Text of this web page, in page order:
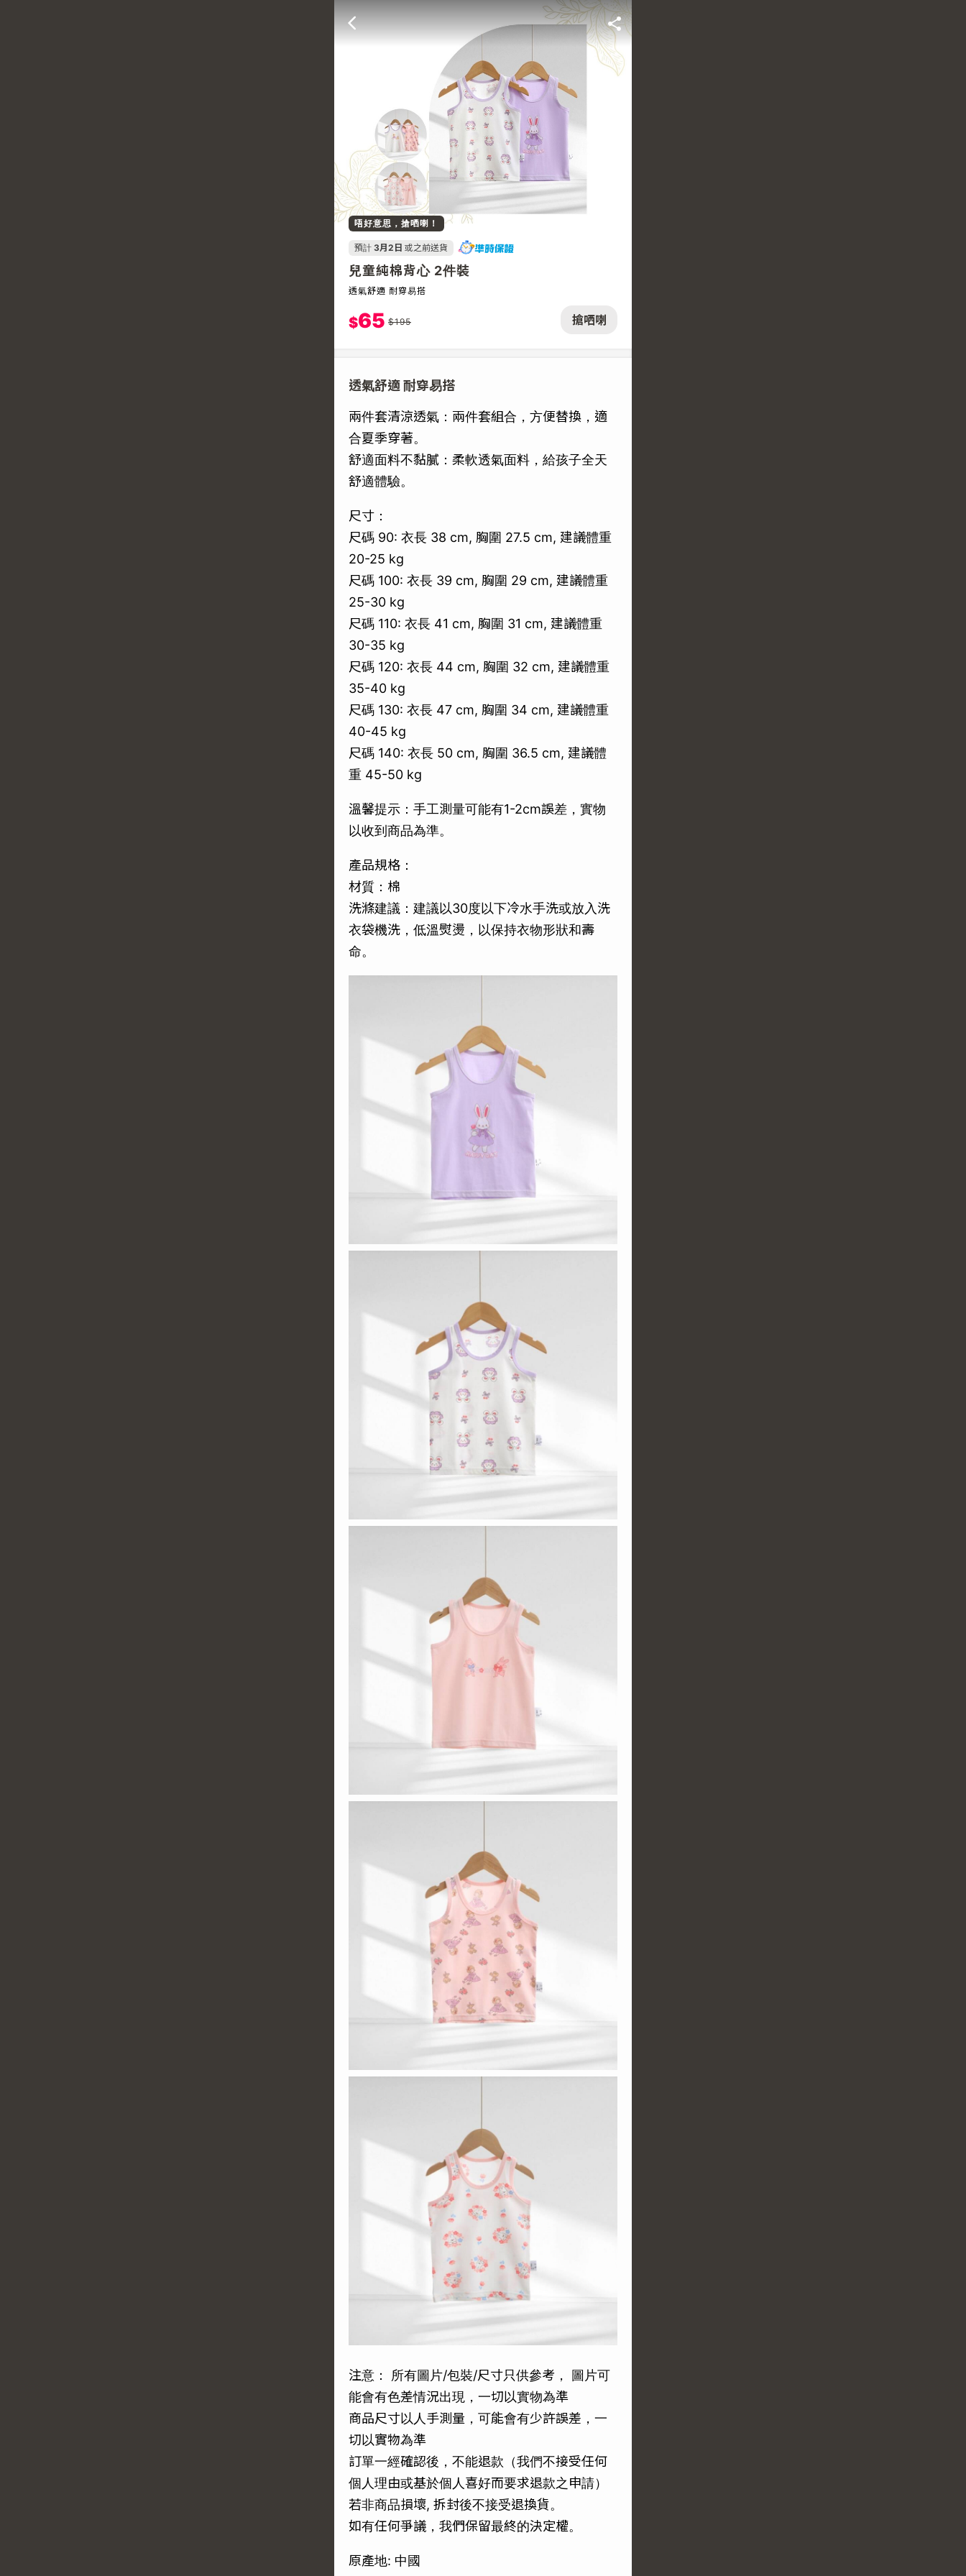
搶哂喇
唔好意思，搶哂喇！
預計 3月2日 或之前送貨
兒童純棉背心 2件裝
透氣舒適 耐穿易搭
$65 $195
透氣舒適 耐穿易搭
兩件套清涼透氣：兩件套組合，方便替換，適
合夏季穿著。
舒適面料不黏膩：柔軟透氣面料，給孩子全天
舒適體驗。
尺寸：
尺碼 90: 衣長 38 cm, 胸圍 27.5 cm, 建議體重
20-25 kg
尺碼 100: 衣長 39 cm, 胸圍 29 cm, 建議體重
25-30 kg
尺碼 110: 衣長 41 cm, 胸圍 31 cm, 建議體重
30-35 kg
尺碼 120: 衣長 44 cm, 胸圍 32 cm, 建議體重
35-40 kg
尺碼 130: 衣長 47 cm, 胸圍 34 cm, 建議體重
40-45 kg
尺碼 140: 衣長 50 cm, 胸圍 36.5 cm, 建議體
重 45-50 kg
溫馨提示：手工測量可能有1-2cm誤差，實物
以收到商品為準。
產品規格：
材質：棉
洗滌建議：建議以30度以下冷水手洗或放入洗
衣袋機洗，低溫熨燙，以保持衣物形狀和壽
命。
注意： 所有圖片/包裝/尺寸只供參考， 圖片可
能會有色差情況出現，一切以實物為準
商品尺寸以人手測量，可能會有少許誤差，一
切以實物為準
訂單一經確認後，不能退款（我們不接受任何
個人理由或基於個人喜好而要求退款之申請）
若非商品損壞, 拆封後不接受退換貨。
如有任何爭議，我們保留最終的決定權。
原產地: 中國